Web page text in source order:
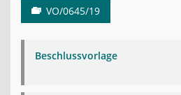
VO/0645/19
Beschlussvorlage